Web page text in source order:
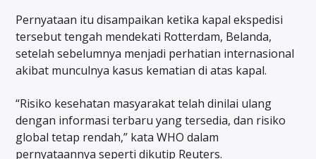
Pernyataan itu disampaikan ketika kapal ekspedisi
tersebut tengah mendekati Rotterdam, Belanda,
setelah sebelumnya menjadi perhatian internasional
akibat munculnya kasus kematian di atas kapal.
“Risiko kesehatan masyarakat telah dinilai ulang
dengan informasi terbaru yang tersedia, dan risiko
global tetap rendah,” kata WHO dalam
pernyataannya seperti dikutip Reuters.